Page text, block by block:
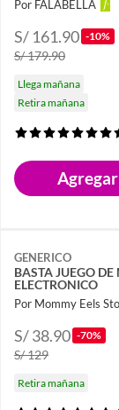
Por FALABELLA
S/ 161.90 -10%
S/ 179.90
Llega mañana
Retira mañana
Agregar
GENERICO
BASTA JUEGO DE
ELECTRONICO
Por Mommy Eels
S/ 38.90 -70%
S/ 129
Retira mañana